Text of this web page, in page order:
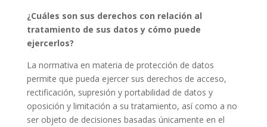
¿Cuáles son sus derechos con relación al
tratamiento de sus datos y cómo puede
ejercerlos?
La normativa en materia de protección de datos
permite que pueda ejercer sus derechos de acceso,
rectificación, supresión y portabilidad de datos y
oposición y limitación a su tratamiento, así como a no
ser objeto de decisiones basadas únicamente en el